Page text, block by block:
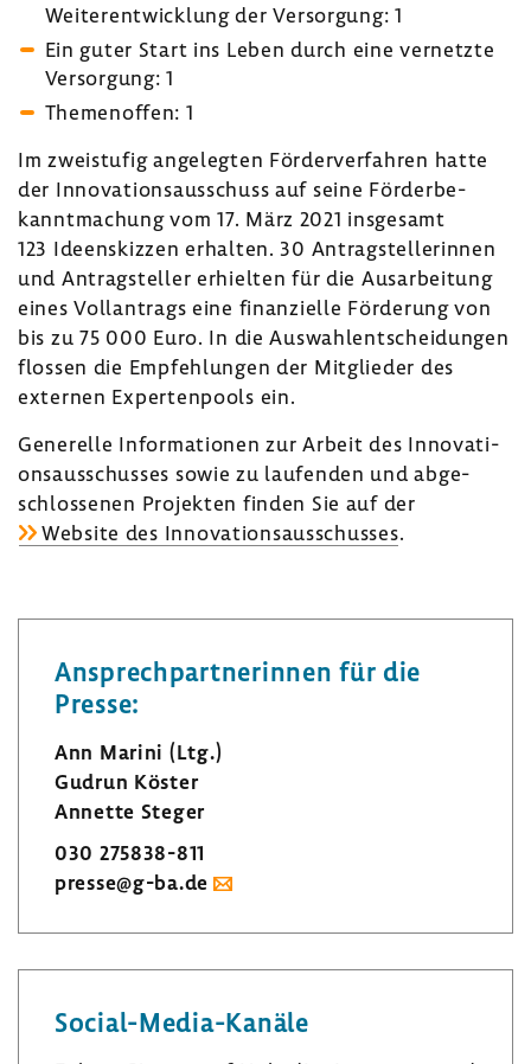
Weiter­ent­wick­lung der Versor­gung: 1
Ein guter Start ins Leben durch eine vernetzte
Versor­gung: 1
Themen­offen: 1
Im zwei­stufig ange­legten Förder­ver­fahren hatte
der Inno­va­ti­ons­aus­schuss auf seine Förder­be­
kannt­ma­chung vom 17. März 2021 insge­samt
123 Ideen­skizzen erhalten. 30 Antrag­stel­le­rinnen
und Antrag­steller erhielten für die Ausar­bei­tung
eines Voll­an­trags eine finan­zi­elle Förde­rung von
bis zu 75 000 Euro. In die Auswahl­ent­schei­dungen
flossen die Empfeh­lungen der Mitglieder des
externen Exper­ten­pools ein.
Gene­relle Infor­ma­tionen zur Arbeit des Inno­va­ti­
ons­aus­schusses sowie zu laufenden und abge­
schlos­senen Projekten finden Sie auf der
Website des Inno­va­ti­ons­aus­schusses.
Ansprech­part­ne­rinnen für die
Presse:
Ann Marini (Ltg.)
Gudrun Köster
Annette Steger
030 275838-​811
presse@g-ba.de
Social-​Media-Kanäle